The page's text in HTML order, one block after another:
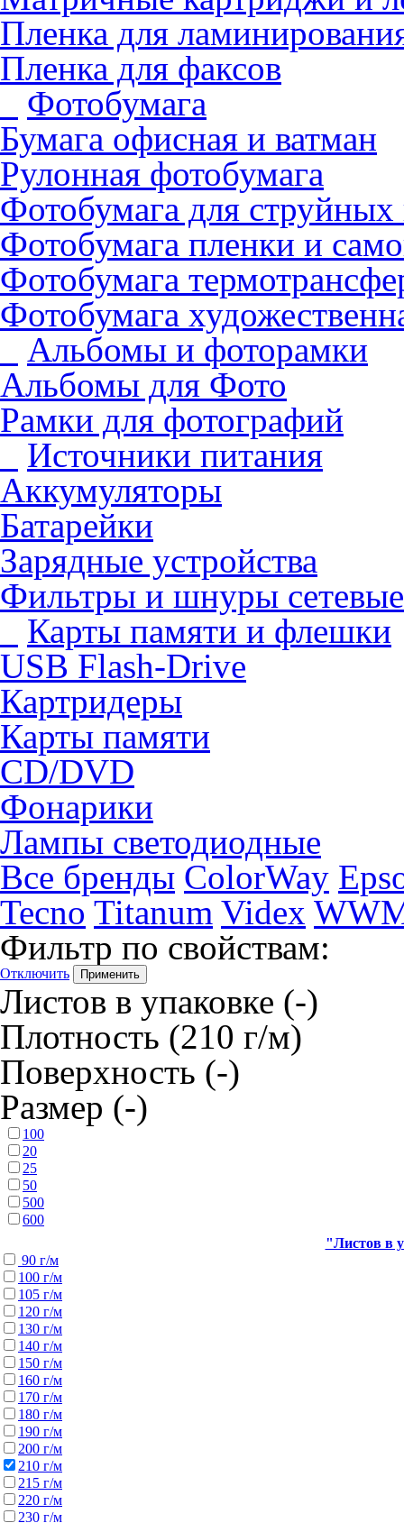
Пленка для
Пленка для факсов
Фотобумага
Бумага офисная и ватман
Рулонная фотобумага
Фотобумага для cтруйных
Фотобумага пленки и
Фотобумага
Фотобумага
Альбомы и фоторамки
Альбомы для Фото
Рамки для фотографий
Источники питания
Аккумуляторы
Батарейки
Зарядные устройства
Фильтры и шнуры сетевые
Карты памяти и флешки
USB Flash-Drive
Картридеры
Карты памяти
CD/DVD
Фонарики
Лампы светодиодные
Все бренды ColorWay
Tecno Titanum Videx
Фильтр по свойствам:
Отключить
Листов в упаковке (-)
Плотность (210 г/м)
Поверхность (-)
Размер (-)
100
20
25
50
500
600
"Листов в
90 г/м
100 г/м
105 г/м
120 г/м
130 г/м
140 г/м
150 г/м
160 г/м
170 г/м
180 г/м
190 г/м
200 г/м
210 г/м
215 г/м
220 г/м
230 г/м